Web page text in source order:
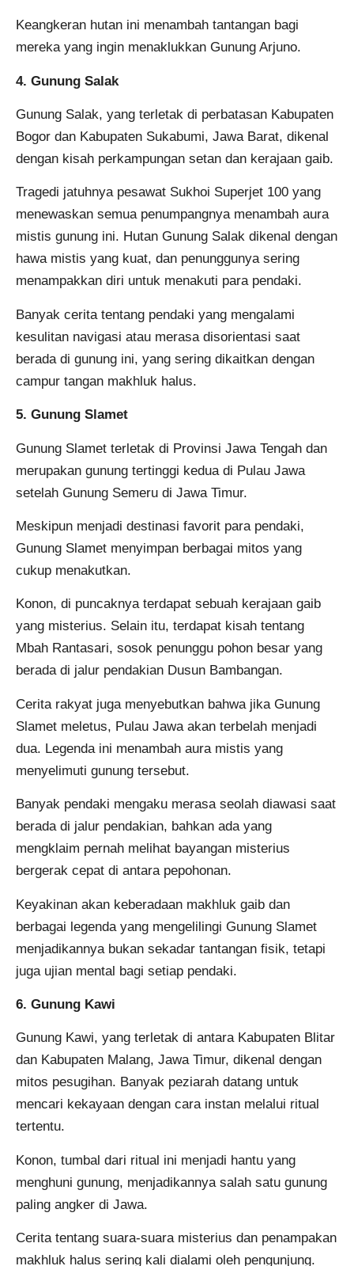
Keangkeran hutan ini menambah tantangan bagi
mereka yang ingin menaklukkan Gunung Arjuno.
4. Gunung Salak
Gunung Salak, yang terletak di perbatasan Kabupaten
Bogor dan Kabupaten Sukabumi, Jawa Barat, dikenal
dengan kisah perkampungan setan dan kerajaan gaib.
Tragedi jatuhnya pesawat Sukhoi Superjet 100 yang
menewaskan semua penumpangnya menambah aura
mistis gunung ini. Hutan Gunung Salak dikenal dengan
hawa mistis yang kuat, dan penunggunya sering
menampakkan diri untuk menakuti para pendaki.
Banyak cerita tentang pendaki yang mengalami
kesulitan navigasi atau merasa disorientasi saat
berada di gunung ini, yang sering dikaitkan dengan
campur tangan makhluk halus.
5. Gunung Slamet
Gunung Slamet terletak di Provinsi Jawa Tengah dan
merupakan gunung tertinggi kedua di Pulau Jawa
setelah Gunung Semeru di Jawa Timur.
Meskipun menjadi destinasi favorit para pendaki,
Gunung Slamet menyimpan berbagai mitos yang
cukup menakutkan.
Konon, di puncaknya terdapat sebuah kerajaan gaib
yang misterius. Selain itu, terdapat kisah tentang
Mbah Rantasari, sosok penunggu pohon besar yang
berada di jalur pendakian Dusun Bambangan.
Cerita rakyat juga menyebutkan bahwa jika Gunung
Slamet meletus, Pulau Jawa akan terbelah menjadi
dua. Legenda ini menambah aura mistis yang
menyelimuti gunung tersebut.
Banyak pendaki mengaku merasa seolah diawasi saat
berada di jalur pendakian, bahkan ada yang
mengklaim pernah melihat bayangan misterius
bergerak cepat di antara pepohonan.
Keyakinan akan keberadaan makhluk gaib dan
berbagai legenda yang mengelilingi Gunung Slamet
menjadikannya bukan sekadar tantangan fisik, tetapi
juga ujian mental bagi setiap pendaki.
6. Gunung Kawi
Gunung Kawi, yang terletak di antara Kabupaten Blitar
dan Kabupaten Malang, Jawa Timur, dikenal dengan
mitos pesugihan. Banyak peziarah datang untuk
mencari kekayaan dengan cara instan melalui ritual
tertentu.
Konon, tumbal dari ritual ini menjadi hantu yang
menghuni gunung, menjadikannya salah satu gunung
paling angker di Jawa.
Cerita tentang suara-suara misterius dan penampakan
makhluk halus sering kali dialami oleh pengunjung.